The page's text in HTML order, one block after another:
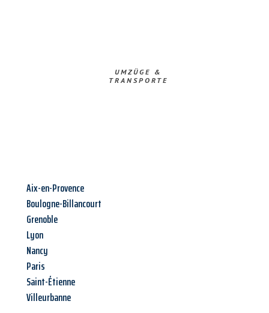
UMZÜGE &
TRANSPORTE
Aix-en-Provence
Boulogne-Billancourt
Grenoble
Lyon
Nancy
Paris
Saint-Étienne
Villeurbanne